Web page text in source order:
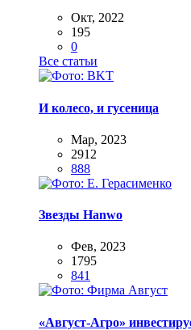
Окт, 2022
195
0
Все статьи
И колесо, и гусеница
Мар, 2023
2912
888
Звезды Hanwo
Фев, 2023
1795
841
«Август-Агро»